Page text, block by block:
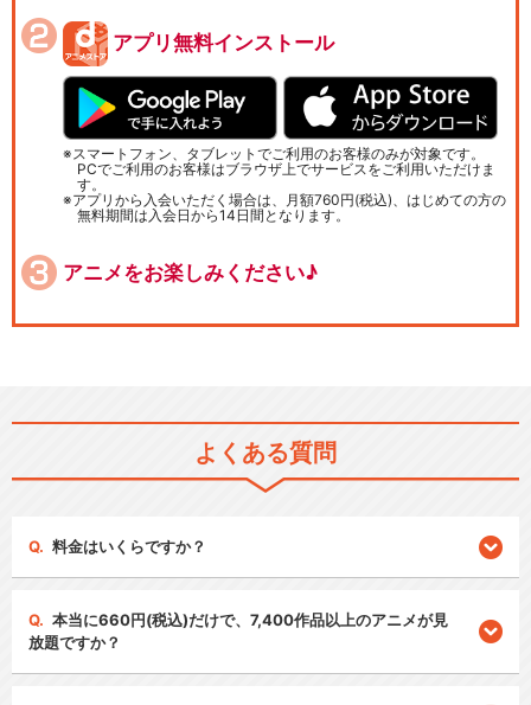
アプリ無料インストール
スマートフォン、タブレットでご利用のお客様のみが対象です。
PCでご利用のお客様はブラウザ上でサービスをご利用いただけま
す。
アプリから入会いただく場合は、月額760円(税込)、はじめての方の
無料期間は入会日から14日間となります。
アニメをお楽しみください♪
よくある質問
料金はいくらですか？
本当に660円(税込)だけで、7,400作品以上のアニメが見
放題ですか？